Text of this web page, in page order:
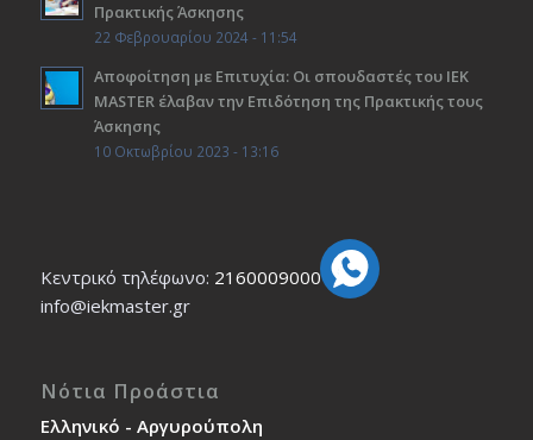
Πρακτικής Άσκησης
22 Φεβρουαρίου 2024 - 11:54
Αποφοίτηση με Επιτυχία: Οι σπουδαστές του ΙΕΚ
ΜΑSTER έλαβαν την Επιδότηση της Πρακτικής τους
Άσκησης
10 Οκτωβρίου 2023 - 13:16
Κεντρικό τηλέφωνο: 2160009000Εmail:
info@iekmaster.gr
Νότια Προάστια
Ελληνικό - Αργυρούπολη